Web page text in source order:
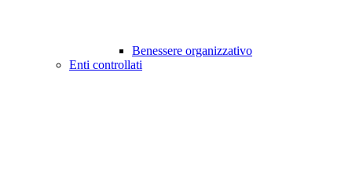
Benessere organizzativo
Enti controllati